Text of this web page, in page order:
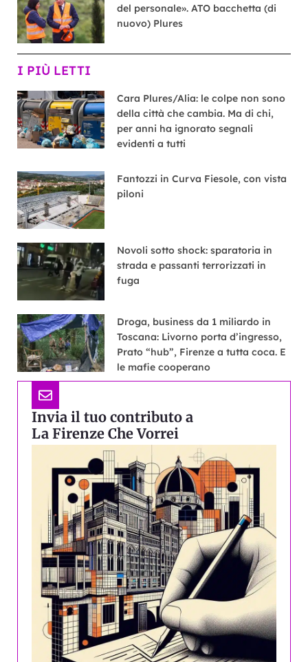
del personale». ATO bacchetta (di
nuovo) Plures
I PIÙ LETTI
Cara Plures/Alia: le colpe non sono
della città che cambia. Ma di chi,
per anni ha ignorato segnali
evidenti a tutti
Fantozzi in Curva Fiesole, con vista
piloni
Novoli sotto shock: sparatoria in
strada e passanti terrorizzati in
fuga
Droga, business da 1 miliardo in
Toscana: Livorno porta d’ingresso,
Prato “hub”, Firenze a tutta coca. E
le mafie cooperano
Invia il tuo contributo a
La Firenze Che Vorrei